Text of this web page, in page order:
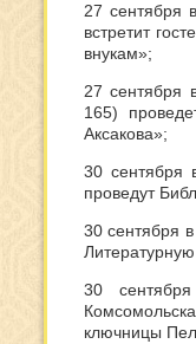
27 сентября
встретит
внукам»;
27 сентября
165)
Аксакова»;
30
проведут
30 сентября
30
ключницы